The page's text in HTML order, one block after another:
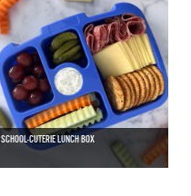
SCHOOL-CUTERIE LUNCH BOX